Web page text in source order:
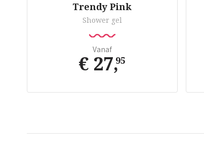
Trendy Pink
Shower gel
Vanaf
€ 27,95